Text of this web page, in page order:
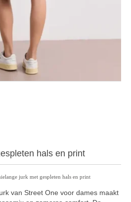
hals en print
jurk met gespleten hals en print
van Street One voor dames maakt